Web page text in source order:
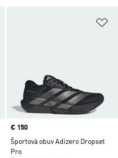
Pridať do zoznamu želaných
Price
€ 150
Športová obuv Adizero Dropset
Pro